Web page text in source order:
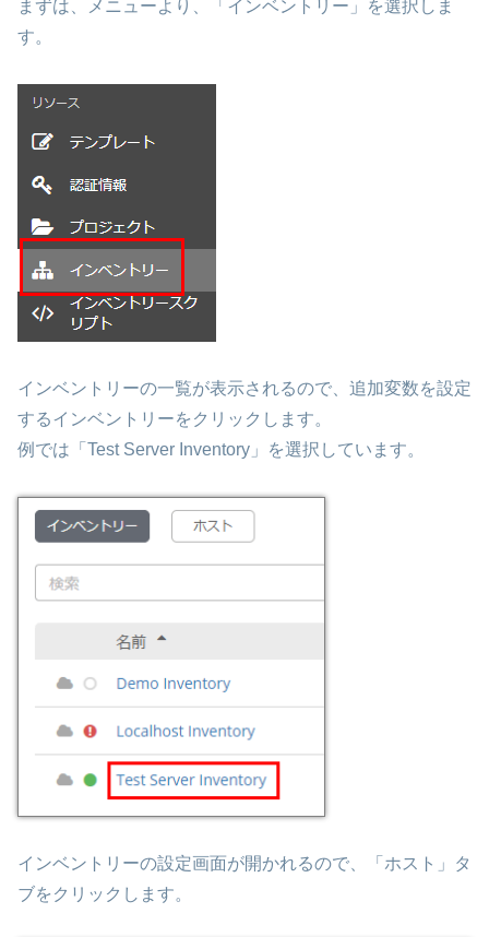
まずは、メニューより、「インベントリー」を選択しま
す。
インベントリーの一覧が表示されるので、追加変数を設定
するインベントリーをクリックします。
例では「Test Server Inventory」を選択しています。
インベントリーの設定画面が開かれるので、「ホスト」タ
ブをクリックします。